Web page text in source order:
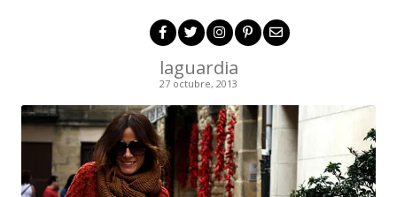
laguardia
27 octubre, 2013